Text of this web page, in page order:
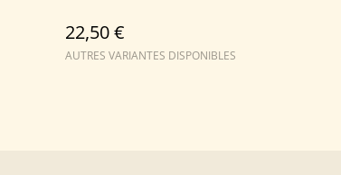
22,50 €
AUTRES VARIANTES DISPONIBLES